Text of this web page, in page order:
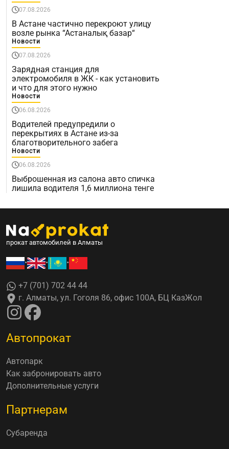
07.08.2026
В Астане частично перекроют улицу
возле рынка “Астаналық базар“
Новости
07.08.2026
Зарядная станция для
электромобиля в ЖК - как установить
и что для этого нужно
Новости
06.08.2026
Водителей предупредили о
перекрытиях в Астане из-за
благотворительного забега
Новости
06.08.2026
Выброшенная из салона авто спичка
лишила водителя 1,6 миллиона тенге
прокат автомобилей в Алматы
• • •
+7 (701) 702 44 44
г. Алматы, ул. Гоголя 86, офис 100А, БЦ КазЖол
Автопрокат
Автопарк
Как забронировать авто
Дополнительные услуги
Партнерам
Субаренда